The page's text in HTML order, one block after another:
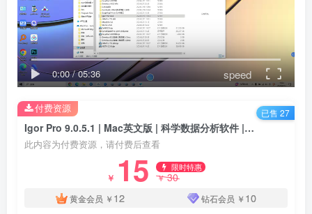
0:00/05:36 speed
Igor Pro 9.0.5.1 | Mac英文版 | 科学数据分析软件 | 安装包+安装教程
此内容为付费资源，请付费后查看
￥ 15 限时特惠
￥30
黄金会员 ￥ 12 钻石会员 ￥ 10
付费资源 已售 27